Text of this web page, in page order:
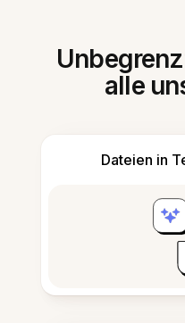
alle
Dateien in